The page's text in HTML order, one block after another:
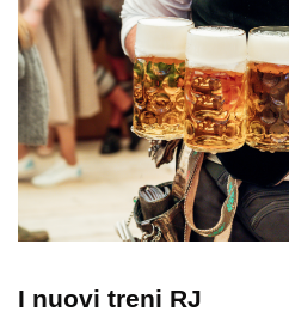
I nuovi treni RJ